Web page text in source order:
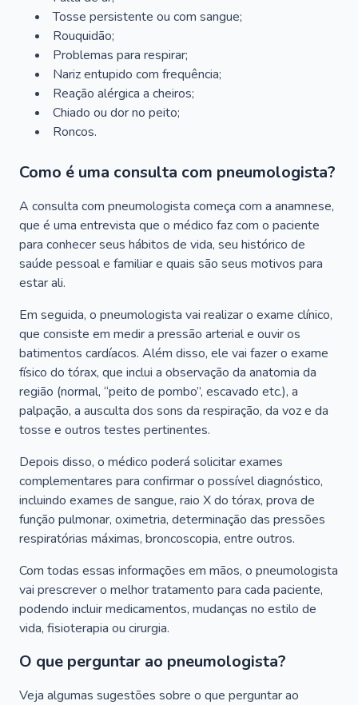
Tosse persistente ou com sangue;
Rouquidão;
Problemas para respirar;
Nariz entupido com frequência;
Reação alérgica a cheiros;
Chiado ou dor no peito;
Roncos.
Como é uma consulta com pneumologista?
A consulta com pneumologista começa com a anamnese,
que é uma entrevista que o médico faz com o paciente
para conhecer seus hábitos de vida, seu histórico de
saúde pessoal e familiar e quais são seus motivos para
estar ali.
Em seguida, o pneumologista vai realizar o exame clínico,
que consiste em medir a pressão arterial e ouvir os
batimentos cardíacos. Além disso, ele vai fazer o exame
físico do tórax, que inclui a observação da anatomia da
região (normal, “peito de pombo”, escavado etc.), a
palpação, a ausculta dos sons da respiração, da voz e da
tosse e outros testes pertinentes.
Depois disso, o médico poderá solicitar exames
complementares para confirmar o possível diagnóstico,
incluindo exames de sangue, raio X do tórax, prova de
função pulmonar, oximetria, determinação das pressões
respiratórias máximas, broncoscopia, entre outros.
Com todas essas informações em mãos, o pneumologista
vai prescrever o melhor tratamento para cada paciente,
podendo incluir medicamentos, mudanças no estilo de
vida, fisioterapia ou cirurgia.
O que perguntar ao pneumologista?
Veja algumas sugestões sobre o que perguntar ao